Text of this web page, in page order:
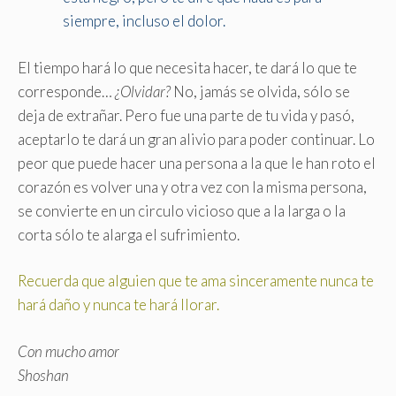
siempre, incluso el dolor.
El tiempo hará lo que necesita hacer, te dará lo que te
corresponde…¿Olvidar?No, jamás se olvida, sólo se
deja de extrañar. Pero fue una parte de tu vida y pasó,
aceptarlo te dará un gran alivio para poder continuar. Lo
peor que puede hacer una persona a la que le han roto el
corazón es volver una y otra vez con la misma persona,
se convierte en un circulo vicioso que a la larga o la
corta sólo te alarga el sufrimiento.
Recuerda que alguien que te ama sinceramente nunca te
hará daño y nunca te hará llorar.
Con mucho amor
Shoshan